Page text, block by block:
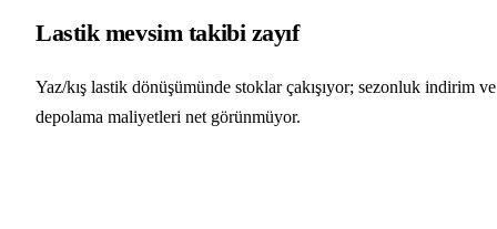
Lastik mevsim takibi zayıf
Yaz/kış lastik dönüşümünde stoklar çakışıyor; sezonluk indirim ve
depolama maliyetleri net görünmüyor.